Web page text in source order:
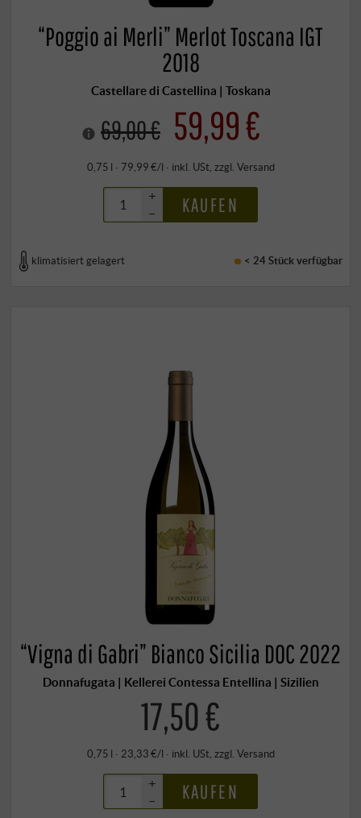
“Poggio ai Merli” Merlot Toscana IGT
2018
Castellare di Castellina | Toskana
69,00 € 59,99 €
0,75 l · 79,99 €/l · inkl. USt, zzgl. Versand
+
–
KAUFEN
klimatisiert gelagert < 24 Stückverfügbar
“Vigna di Gabri” Bianco Sicilia DOC 2022
Donnafugata | Kellerei Contessa Entellina | Sizilien
17,50 €
0,75 l · 23,33 €/l · inkl. USt, zzgl. Versand
+
–
KAUFEN